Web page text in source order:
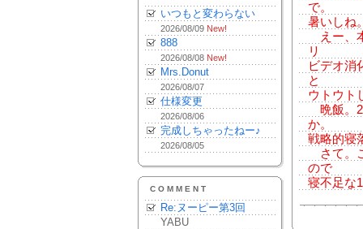
いつもと変わらない
2026/08/09 New!
888
2026/08/08 New!
Mrs.Donut
2026/08/07
仕様変更
2026/08/06
完成しちゃったねー♪
2026/08/05
COMMENT
Re:ヌーピー第3回
YABU
で。
暑いしね
えー、
リ
ビデオ消
と
ウトウト
晩飯。
か。
戦略的寝
さて。
ので
寝不足な